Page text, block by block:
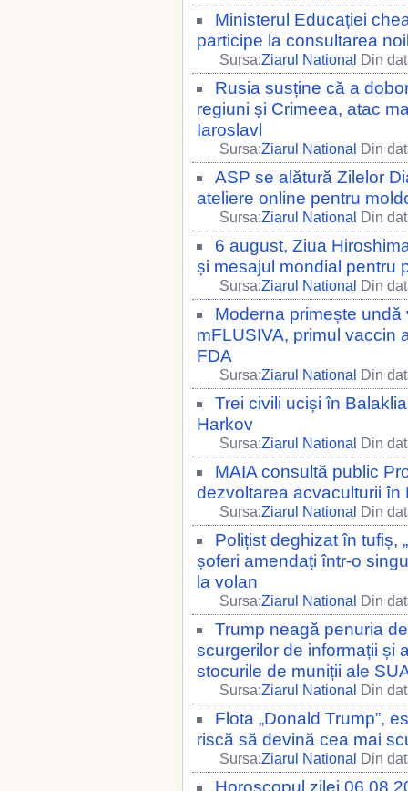
Ministerul Educației
participe la consultarea
Sursa:Ziarul National Din
Rusia susține că a
regiuni și Crimeea, atac
Iaroslavl
Sursa:Ziarul National Din
ASP se alătură Zilelor
ateliere online pentru
Sursa:Ziarul National Din
6 august, Ziua
și mesajul mondial pentru
Sursa:Ziarul National Din
Moderna primește
mFLUSIVA, primul vaccin
FDA
Sursa:Ziarul National Din
Trei civili uciși în
Harkov
Sursa:Ziarul National Din
MAIA consultă public
dezvoltarea acvaculturii în
Sursa:Ziarul National Din
Polițist deghizat în tufiș,
șoferi amendați într-o
la volan
Sursa:Ziarul National Din
Trump neagă penuria
scurgerilor de informații și
stocurile de muniții ale
Sursa:Ziarul National Din
Flota „Donald Trump”,
riscă să devină cea mai
Sursa:Ziarul National Din
Horoscopul zilei